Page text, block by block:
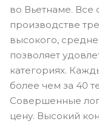
во Вьетнаме. Все
производстве
высокого,
позволяет
категориях.
более чем за 40
Совершенные
цену. Высокий